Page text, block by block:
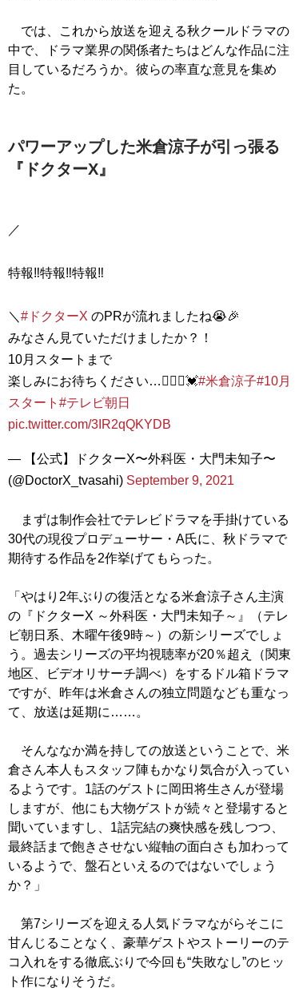
では、これから放送を迎える秋クールドラマの
中で、ドラマ業界の関係者たちはどんな作品に注
目しているだろうか。彼らの率直な意見を集め
た。
パワーアップした米倉涼子が引っ張る
『ドクターX』
／
特報‼️特報‼️特報‼️
＼ #ドクターX のPRが流れましたね😭🎉
みなさん見ていただけましたか？！
10月スタートまで
楽しみにお待ちください…🙆🏻‍♀️💓#米倉涼子#10月
スタート #テレビ朝日
pic.twitter.com/3IR2qQKYDB
— 【公式】ドクターX〜外科医・大門未知子〜
(@DoctorX_tvasahi) September 9, 2021
まずは制作会社でテレビドラマを手掛けている
30代の現役プロデューサー・A氏に、秋ドラマで
期待する作品を2作挙げてもらった。
「やはり2年ぶりの復活となる米倉涼子さん主演
の『ドクターX ～外科医・大門未知子～』（テレ
ビ朝日系、木曜午後9時～）の新シリーズでしょ
う。過去シリーズの平均視聴率が20％超え（関東
地区、ビデオリサーチ調べ）をするドル箱ドラマ
ですが、昨年は米倉さんの独立問題なども重なっ
て、放送は延期に……。
そんななか満を持しての放送ということで、米
倉さん本人もスタッフ陣もかなり気合が入ってい
るようです。1話のゲストに岡田将生さんが登場
しますが、他にも大物ゲストが続々と登場すると
聞いていますし、1話完結の爽快感を残しつつ、
最終話まで飽きさせない縦軸の面白さも加わって
いるようで、盤石といえるのではないでしょう
か？」
第7シリーズを迎える人気ドラマながらそこに
甘んじることなく、豪華ゲストやストーリーのテ
コ入れをする徹底ぶりで今回も“失敗なし”のヒッ
ト作になりそうだ。